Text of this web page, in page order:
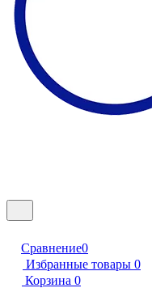
Сравнение0
Избранные товары 0
Корзина 0